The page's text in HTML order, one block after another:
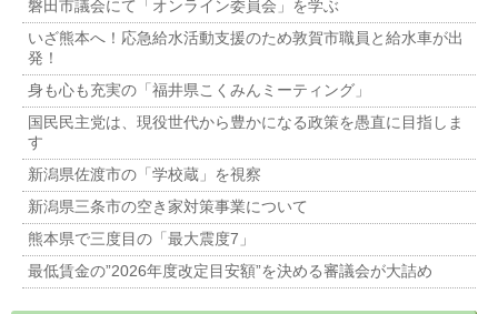
磐田市議会にて「オンライン委員会」を学ぶ
いざ熊本へ！応急給水活動支援のため敦賀市職員と給水車が出
発！
身も心も充実の「福井県こくみんミーティング」
国民民主党は、現役世代から豊かになる政策を愚直に目指しま
す
新潟県佐渡市の「学校蔵」を視察
新潟県三条市の空き家対策事業について
熊本県で三度目の「最大震度7」
最低賃金の”2026年度改定目安額”を決める審議会が大詰め